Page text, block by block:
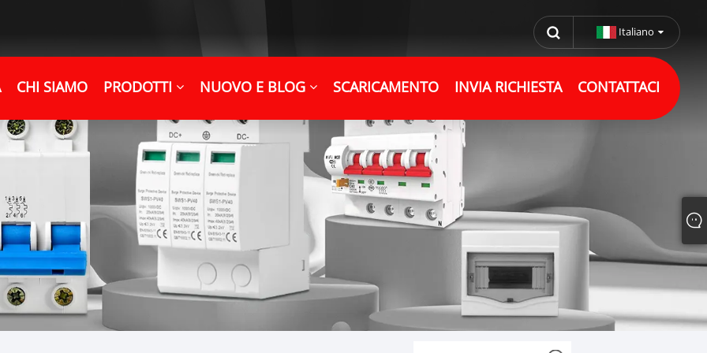
Italiano
CHI SIAMO PRODOTTI NUOVO E BLOG SCARICAMENTO INVIA RICHIESTA CONTATTACI